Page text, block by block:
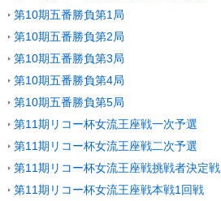
第10期五番勝負第1局
第10期五番勝負第2局
第10期五番勝負第3局
第10期五番勝負第4局
第10期五番勝負第5局
第11期リコー杯女流王座戦一次予選
第11期リコー杯女流王座戦二次予選
第11期リコー杯女流王座戦挑戦者決定戦
第11期リコー杯女流王座戦本戦1回戦